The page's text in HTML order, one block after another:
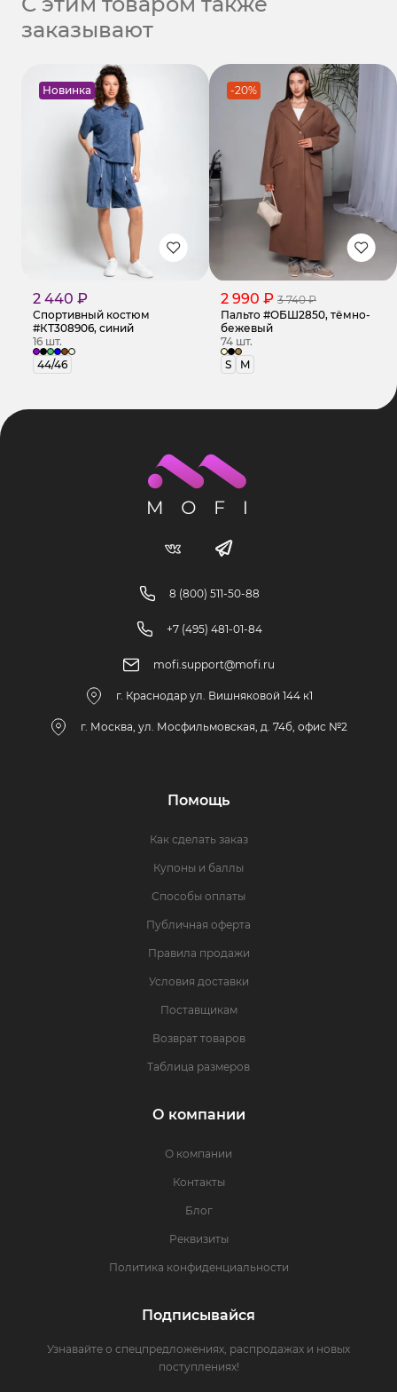
заказывают
Новинка
2 440 ₽
Спортивный костюм
#КТ308906, синий
16 шт.
44/46
-20%
2 990 ₽ 3 740 ₽
Пальто #ОБШ2850, тёмно-
бежевый
74 шт.
S
M
8 (800) 511-50-88
+7 (495) 481-01-84
mofi.support@mofi.ru
г. Краснодар ул. Вишняковой 144 к1
г. Москва, ул. Мосфильмовская, д. 74б, офис №2
Помощь
Как сделать заказ
Купоны и баллы
Способы оплаты
Публичная оферта
Правила продажи
Условия доставки
Поставщикам
Возврат товаров
Таблица размеров
О компании
О компании
Контакты
Блог
Реквизиты
Политика конфиденциальности
Подписывайся
Узнавайте о спецпредложениях, распродажах и новых
поступлениях!